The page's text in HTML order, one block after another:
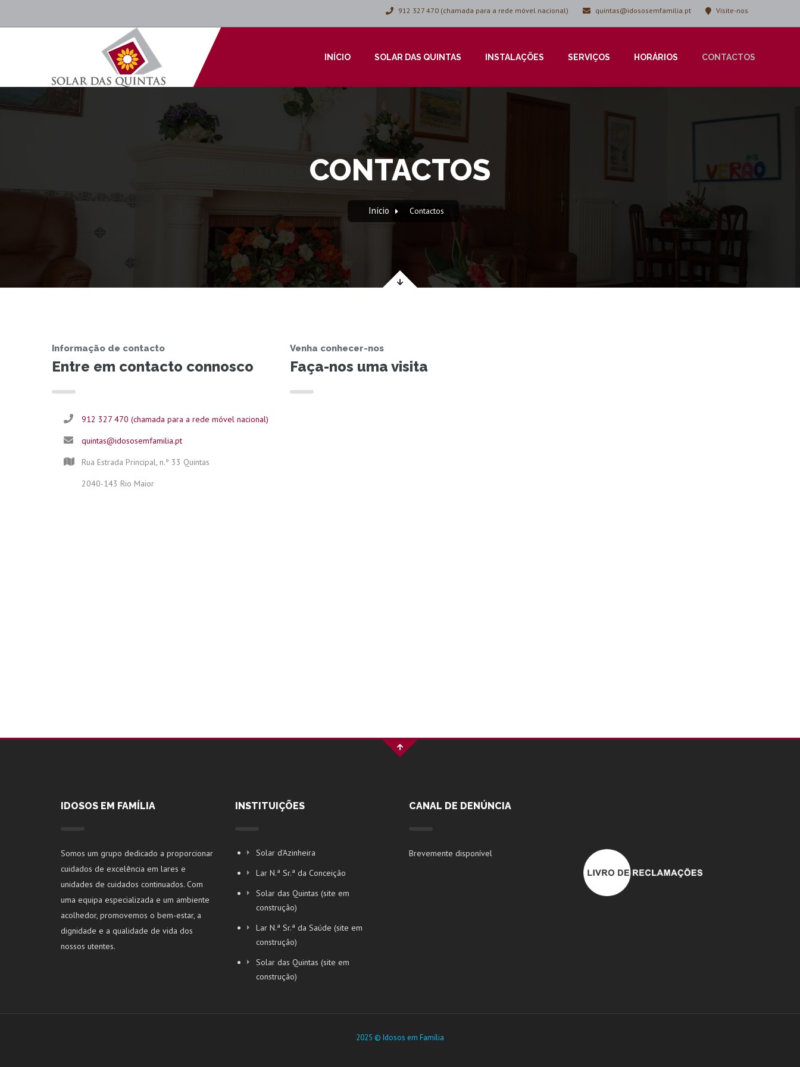
912 327 470 (chamada para a rede móvel nacional) quintas@idososemfamilia.pt Visite-nos
INÍCIO SOLAR DAS QUINTAS INSTALAÇÕES SERVIÇOS HORÁRIOS CONTACTOS
CONTACTOS
Início Contactos
Venha conhecer-nos
Faça-nos uma visita
Informação de contacto
Entre em contacto connosco
912 327 470 (chamada para a rede móvel nacional)
quintas@idososemfamilia.pt
Rua Estrada Principal, n.º 33 Quintas
2040-143 Rio Maior
IDOSOS EM FAMÍLIA
Somos um grupo dedicado a proporcionar
cuidados de excelência em lares e
unidades de cuidados continuados. Com
uma equipa especializada e um ambiente
acolhedor, promovemos o bem-estar, a
dignidade e a qualidade de vida dos
nossos utentes.
INSTITUIÇÕES
Solar d'Azinheira
Lar N.ª Sr.ª da Conceição
Solar das Quintas (site em
construção)
Lar N.ª Sr.ª da Saúde (site em
construção)
Solar das Quintas (site em
construção)
CANAL DE DENÚNCIA
Brevemente disponível
2025 © Idosos em Família